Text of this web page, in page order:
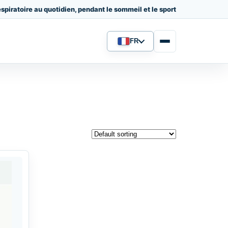
au quotidien, pendant le sommeil et le sport
Langue
FR